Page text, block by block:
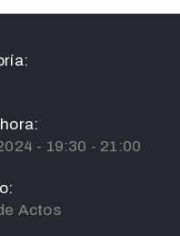
- 19:30 - 21:00
Actos